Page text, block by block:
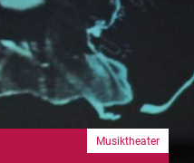
Musiktheater